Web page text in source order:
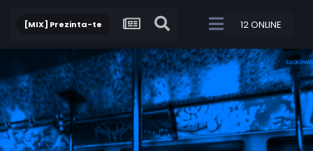
[MIX] Prezinta-te 12 ONLINE